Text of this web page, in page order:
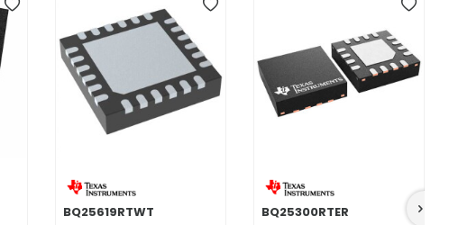
BQ25619RTWT BQ25300RTER